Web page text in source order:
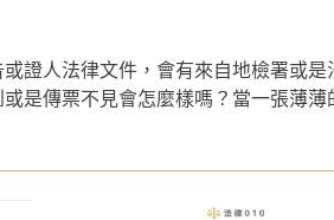
證人法律文件，會有來自地檢署或
是傳票不見會怎麼樣嗎？當一張薄